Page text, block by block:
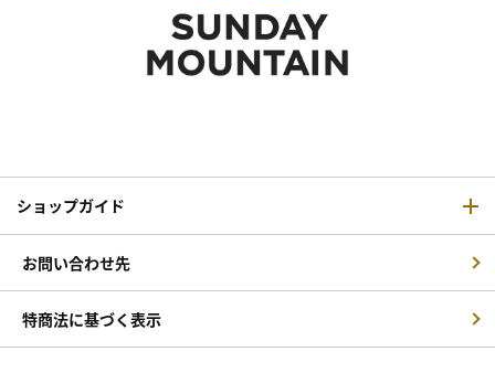
ショップガイド
お問い合わせ先
特商法に基づく表示